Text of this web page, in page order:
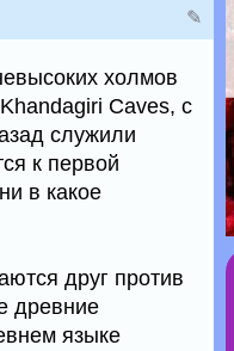
✎
холмов
Caves, с
служили
к первой
в какое
друг против
древние
языке